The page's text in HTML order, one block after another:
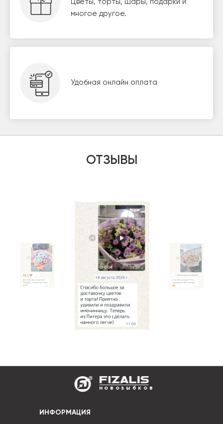
Цветы, торты, шары, подарки и
многое другое.
Удобная онлайн оплата
ОТЗЫВЫ
новозыбков
ИНФОРМАЦИЯ